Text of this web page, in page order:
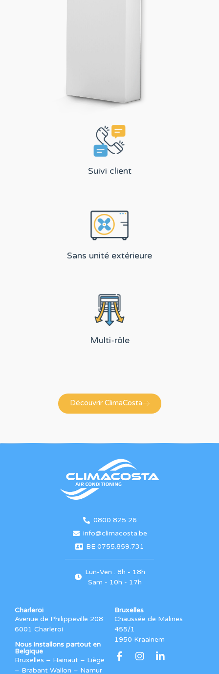
Suivi client
Sans unité extérieure
Multi-rôle
Découvrir ClimaCosta
0800 825 26
info@climacosta.be
BE 0755.859.731
Lun-Ven : 8h - 18h
Sam - 10h - 17h
Charleroi
Avenue de Philippeville 208
6001 Charleroi
Nous installons partout en
Belgique
Bruxelles – Hainaut – Liège
– Brabant Wallon – Namur
Bruxelles
Chaussée de Malines
455/1
1950 Kraainem